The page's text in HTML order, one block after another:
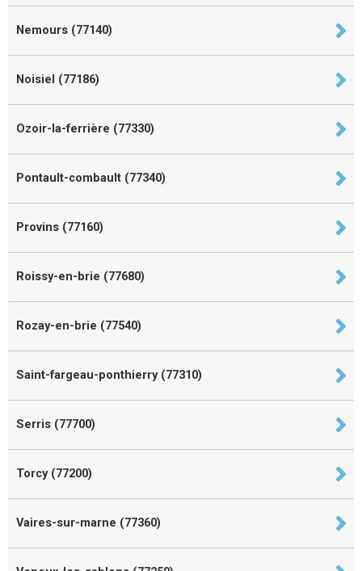
Nemours (77140)
Noisiel (77186)
Ozoir-la-ferrière (77330)
Pontault-combault (77340)
Provins (77160)
Roissy-en-brie (77680)
Rozay-en-brie (77540)
Saint-fargeau-ponthierry (77310)
Serris (77700)
Torcy (77200)
Vaires-sur-marne (77360)